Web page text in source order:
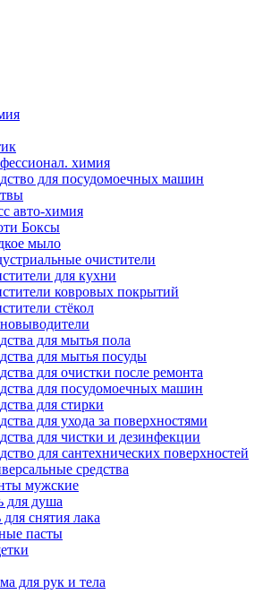
химия
для посудомоечных машин
авто-химия
Боксы
мыло
очистители
для кухни
ковровых покрытий
стёкол
для мытья пола
для мытья посуды
для очистки после ремонта
для посудомоечных машин
для стирки
для ухода за поверхностями
для чистки и дезинфекции
для сантехнических поверхностей
средства
мужские
для душа
снятия лака
пасты
для рук и тела